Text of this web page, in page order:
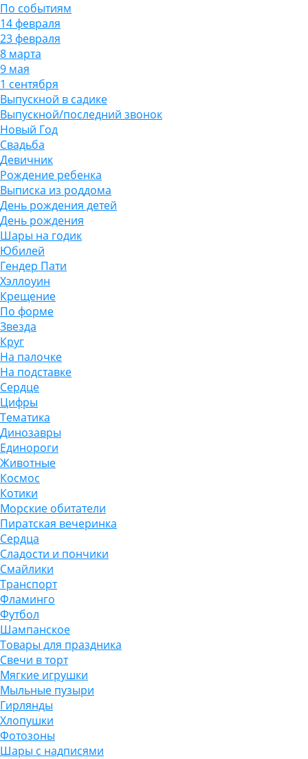
По событиям
14 февраля
23 февраля
8 марта
9 мая
1 сентября
Выпускной в садике
Выпускной/последний звонок
Новый Год
Свадьба
Девичник
Рождение ребенка
Выписка из роддома
День рождения детей
День рождения
Шары на годик
Юбилей
Гендер Пати
Хэллоуин
Крещение
По форме
Звезда
Круг
На палочке
На подставке
Сердце
Цифры
Тематика
Динозавры
Единороги
Животные
Космос
Котики
Морские обитатели
Пиратская вечеринка
Сердца
Сладости и пончики
Смайлики
Транспорт
Фламинго
Футбол
Шампанское
Товары для праздника
Свечи в торт
Мягкие игрушки
Мыльные пузыри
Гирлянды
Хлопушки
Фотозоны
Шары с надписями